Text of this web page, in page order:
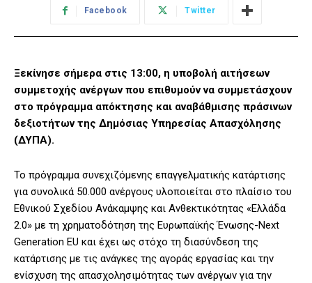
Facebook Twitter
Ξεκίνησε σήμερα στις 13:00, η υποβολή αιτήσεων
συμμετοχής ανέργων που επιθυμούν να συμμετάσχουν
στο πρόγραμμα απόκτησης και αναβάθμισης πράσινων
δεξιοτήτων της Δημόσιας Υπηρεσίας Απασχόλησης
(ΔΥΠΑ).
Το πρόγραμμα συνεχιζόμενης επαγγελματικής κατάρτισης
για συνολικά 50.000 ανέργους υλοποιείται στο πλαίσιο του
Εθνικού Σχεδίου Ανάκαμψης και Ανθεκτικότητας «Ελλάδα
2.0» με τη χρηματοδότηση της Ευρωπαϊκής Ένωσης-Next
Generation EU και έχει ως στόχο τη διασύνδεση της
κατάρτισης με τις ανάγκες της αγοράς εργασίας και την
ενίσχυση της απασχολησιμότητας των ανέργων για την